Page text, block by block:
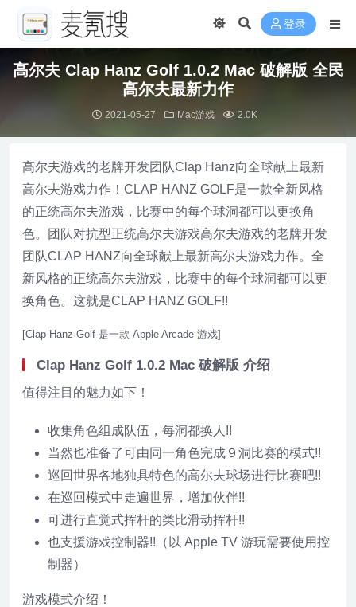
登录
高尔夫 Clap Hanz Golf 1.0.2 Mac 破解版 全民
高尔夫最新力作
2021-05-27 Mac游戏 2.0K
高尔夫游戏的老牌开发团队Clap Hanz向全球献上最新
高尔夫游戏力作！CLAP HANZ GOLF是一款全新风格
的正统高尔夫游戏，比赛中的每个球洞都可以更换角
色。团队对抗型正统高尔夫游戏高尔夫游戏的老牌开发
团队CLAP HANZ向全球献上最新高尔夫游戏力作。全
新风格的正统高尔夫游戏，比赛中的每个球洞都可以更
换角色。这就是CLAP HANZ GOLF!!
[Clap Hanz Golf 是一款 Apple Arcade 游戏]
Clap Hanz Golf 1.0.2 Mac 破解版 介绍
值得注目的魅力如下！
收集角色组成队伍，每洞都换人!!
当然也准备了可由同一角色完成９洞比赛的模式!!
巡回世界各地独具特色的高尔夫球场进行比赛吧!!
在巡回模式中走遍世界，增加伙伴!!
可进行直觉式挥杆的类比滑动挥杆!!
也支援游戏控制器!!（以 Apple TV 游玩需要使用控
制器）
游戏模式介绍！